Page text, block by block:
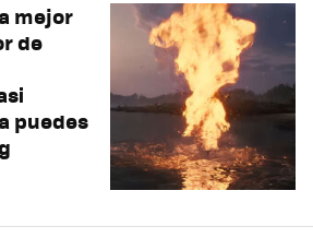
mejor
de
puedes